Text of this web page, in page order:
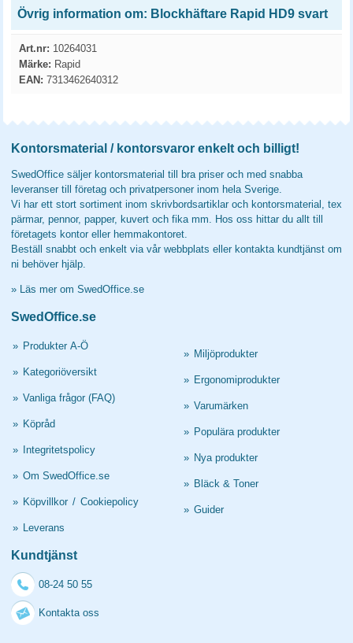
Övrig information om: Blockhäftare Rapid HD9 svart
Art.nr: 10264031
Märke: Rapid
EAN: 7313462640312
Kontorsmaterial / kontorsvaror enkelt och billigt!
SwedOffice säljer kontorsmaterial till bra priser och med snabba
leveranser till företag och privatpersoner inom hela Sverige.
Vi har ett stort sortiment inom skrivbordsartiklar och kontorsmaterial, tex
pärmar, pennor, papper, kuvert och fika mm. Hos oss hittar du allt till
företagets kontor eller hemmakontoret.
Beställ snabbt och enkelt via vår webbplats eller kontakta kundtjänst om
ni behöver hjälp.
» Läs mer om SwedOffice.se
SwedOffice.se
» Produkter A-Ö
» Kategoriöversikt
» Vanliga frågor (FAQ)
» Köpråd
» Integritetspolicy
» Om SwedOffice.se
» Köpvillkor / Cookiepolicy
» Leverans
» Miljöprodukter
» Ergonomiprodukter
» Varumärken
» Populära produkter
» Nya produkter
» Bläck & Toner
» Guider
Kundtjänst
08-24 50 55
Kontakta oss